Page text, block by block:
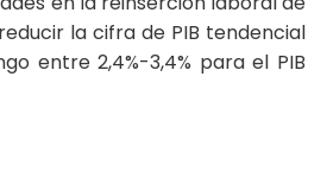
la cifra de PIB tendencial
entre 2,4%-3,4% para el PIB